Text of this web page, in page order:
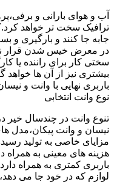
آب و هوای بارانی و
ترافیک سخت تر خواهد
جابه جا کنند و بارگیری و
در معرض خیس شدن قرار
سختی کار برای راننده یا
بیشتری نیز از آن ها
باربری نهایی با وانت و
نوع وانت انتخابی
تنوع وانت در چندسال خیر
نیسان و وانت پیکان،مدل
مزایای خاصی به تولید
هزینه های معینی به همراه
باربری کمتری به همراه
لوازم که در خود جا می